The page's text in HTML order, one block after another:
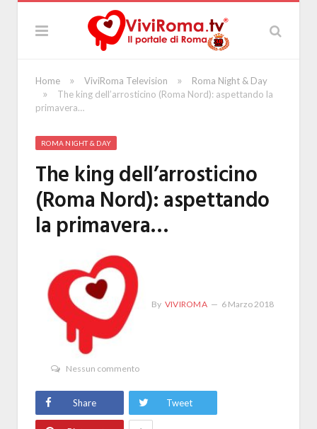
Home » ViviRoma Television » Roma Night & Day
»
The king dell’arrosticino (Roma Nord): aspettando la
primavera…
ROMA NIGHT & DAY
The king dell’arrosticino
(Roma Nord): aspettando
la primavera…
By VIVIROMA 6 Marzo 2018
Nessun commento
Share Tweet